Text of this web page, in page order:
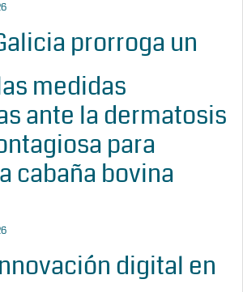
prorroga un
medidas
ante la dermatosis
para
cabaña bovina
digital en